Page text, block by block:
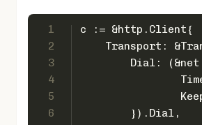
1
2
3
4
5
6
c := &http.Client{
Transport:
Dial:
        }).Dial,